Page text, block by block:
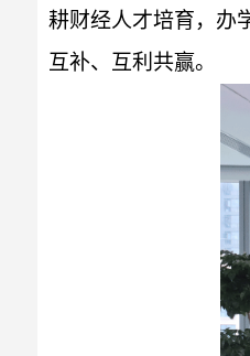
耕财经人才培育，办
互补、互利共赢。